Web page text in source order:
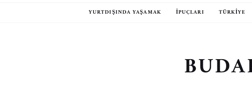
YURTDIŞINDA YAŞAMAK İPUÇLARI TÜRKIYE